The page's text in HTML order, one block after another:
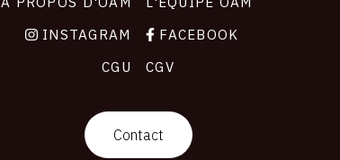
INSTAGRAM
FACEBOOK
CGU
CGV
Contact